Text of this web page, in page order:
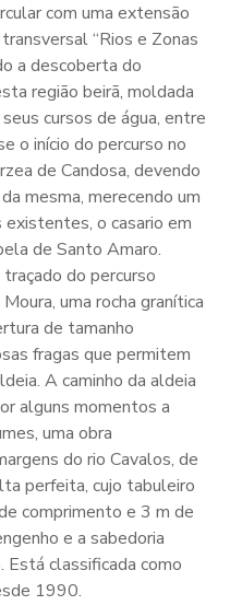
com uma extensão
“Rios e Zonas
a descoberta do
região beirã, moldada
cursos de água, entre
o início do percurso no
de Candosa, devendo
mesma, merecendo um
o casario em
de Santo Amaro.
do percurso
uma rocha granítica
de tamanho
fragas que permitem
A caminho da aldeia
alguns momentos a
uma obra
do rio Cavalos, de
perfeita, cujo tabuleiro
comprimento e 3 m de
e a sabedoria
Está classificada como
1990.